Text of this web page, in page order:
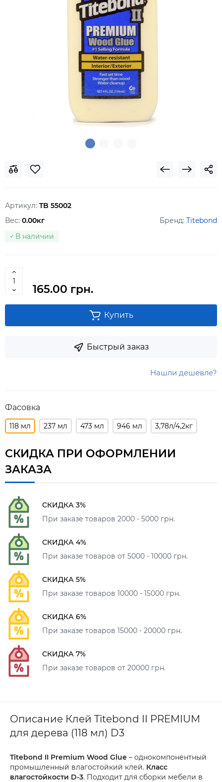
Артикул: TB 55002
Бренд: Titebond
В наличии
Вес: 0.00кг
165.00 грн.
Купить
Быстрый заказ
Нашли дешевле?
Фасовка
118 мл 237 мл 473 мл 946 мл 3,78л/4,2кг
СКИДКА ПРИ ОФОРМЛЕНИИ
ЗАКАЗА
СКИДКА 3%
При заказе товаров 2000 - 5000 грн.
СКИДКА 4%
При заказе товаров от 5000 - 10000 грн.
СКИДКА 5%
При заказе товаров 10000 - 15000 грн.
СКИДКА 6%
При заказе товаров 15000 - 20000 грн.
СКИДКА 7%
При заказе товаров от 20000 грн.
Описание Клей Titebond II PREMIUM
для дерева (118 мл) D3
Titebond II Premium Wood Glue – однокомпонентный
промышленный влагостойкий клей. Класс
влагостойкости D-3. Подходит для сборки мебели в